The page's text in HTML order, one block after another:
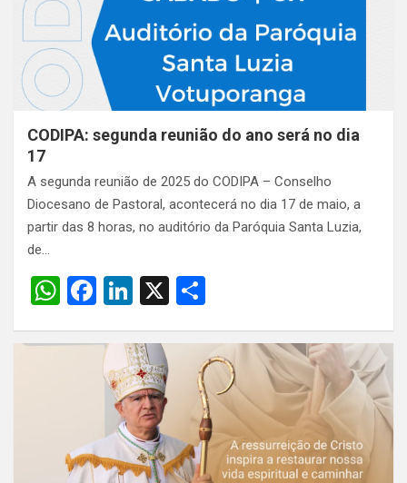
p
p
o
k
CODIPA: segunda reunião do ano será no dia
17
A segunda reunião de 2025 do CODIPA – Conselho
Diocesano de Pastoral, acontecerá no dia 17 de maio, a
partir das 8 horas, no auditório da Paróquia Santa Luzia,
de…
W
at
p
F
ce
b
o
k
Li
ke
dI
n
X
ar
e